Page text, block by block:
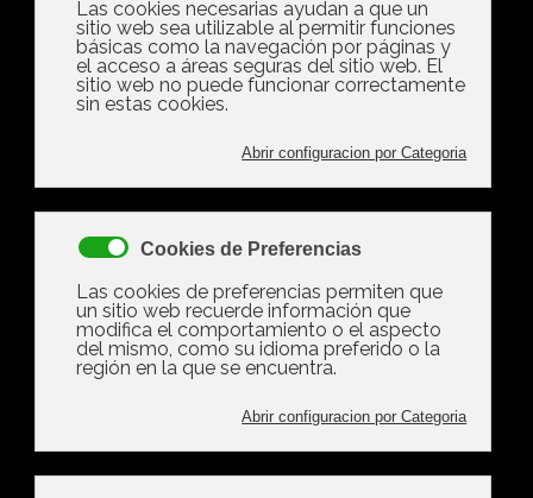
Martes, 29 Abril 2025 20:13
Los Costes Adicionales
Que Pueden Surgir Al
Hacer Reformas En Los
Que No Habías Caído
Escrito porRamon Gonzalez
primer comentario!
Valora este artículo (0 votos)